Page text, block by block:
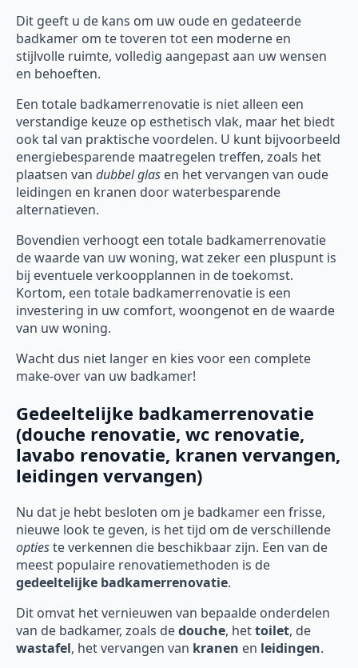
Dit geeft u de kans om uw oude en gedateerde
badkamer om te toveren tot een moderne en
stijlvolle ruimte, volledig aangepast aan uw wensen
en behoeften.
Een totale badkamerrenovatie is niet alleen een
verstandige keuze op esthetisch vlak, maar het biedt
ook tal van praktische voordelen. U kunt bijvoorbeeld
energiebesparende maatregelen treffen, zoals het
plaatsen van dubbel glas en het vervangen van oude
leidingen en kranen door waterbesparende
alternatieven.
Bovendien verhoogt een totale badkamerrenovatie
de waarde van uw woning, wat zeker een pluspunt is
bij eventuele verkoopplannen in de toekomst.
Kortom, een totale badkamerrenovatie is een
investering in uw comfort, woongenot en de waarde
van uw woning.
Wacht dus niet langer en kies voor een complete
make-over van uw badkamer!
Gedeeltelijke badkamerrenovatie
(douche renovatie, wc renovatie,
lavabo renovatie, kranen vervangen,
leidingen vervangen)
Nu dat je hebt besloten om je badkamer een frisse,
nieuwe look te geven, is het tijd om de verschillende
optieste verkennen die beschikbaar zijn. Een van de
meest populaire renovatiemethoden is de
gedeeltelijke badkamerrenovatie.
Dit omvat het vernieuwen van bepaalde onderdelen
van de badkamer, zoals dedouche, hettoilet, de
wastafel, het vervangen van kranen en leidingen.